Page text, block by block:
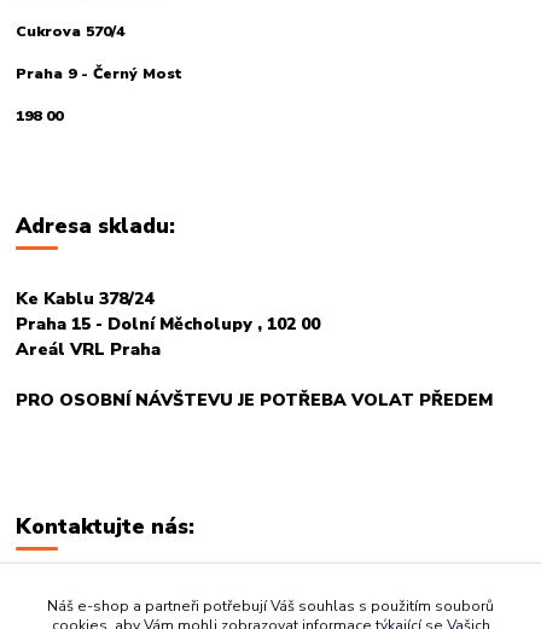
Cukrova 570/4
Praha 9 - Černý Most
198 00
Adresa skladu:
Ke Kablu 378/24
Praha 15 - Dolní Měcholupy , 102 00
Areál VRL Praha
PRO OSOBNÍ NÁVŠTEVU JE POTŘEBA VOLAT PŘEDEM
Kontaktujte nás:
+420 774 678 717
Náš e-shop a partneři potřebují Váš souhlas s použitím souborů
cookies, aby Vám mohli zobrazovat informace týkající se Vašich